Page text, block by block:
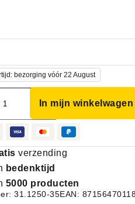
bezorging vóór 22 August
In mijn winkelwagen
verzending
bedenktijd
5000 producten
31.1250-35EAN: